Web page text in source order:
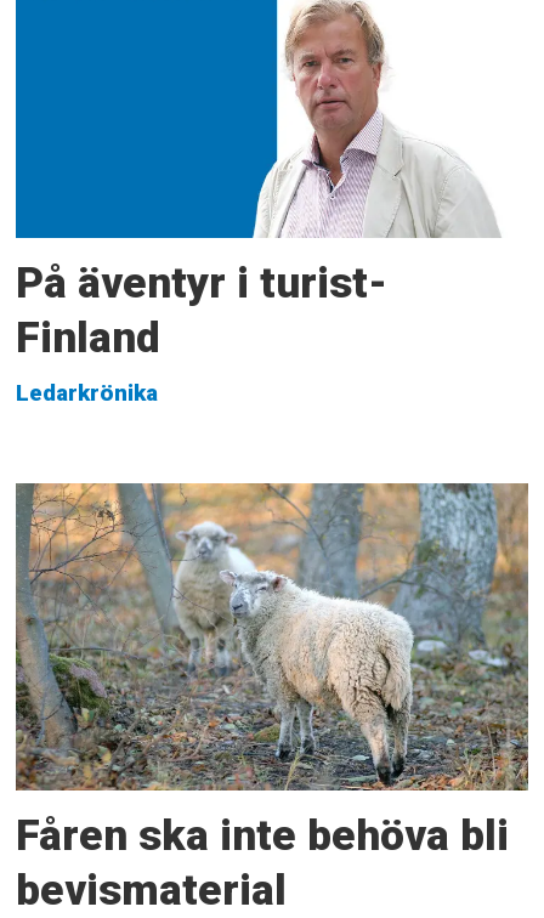
På äventyr i turist-
Finland
Ledarkrönika
Fåren ska inte behöva bli
bevismaterial